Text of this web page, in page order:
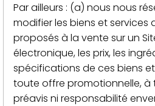
Par ailleurs : (a) nous nous
modifier les biens et services
proposés à la vente sur un
électronique, les prix, les
spécifications de ces biens
toute offre promotionnelle, à
préavis ni responsabilité